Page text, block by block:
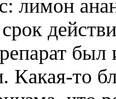
лимон
был
Какая-то